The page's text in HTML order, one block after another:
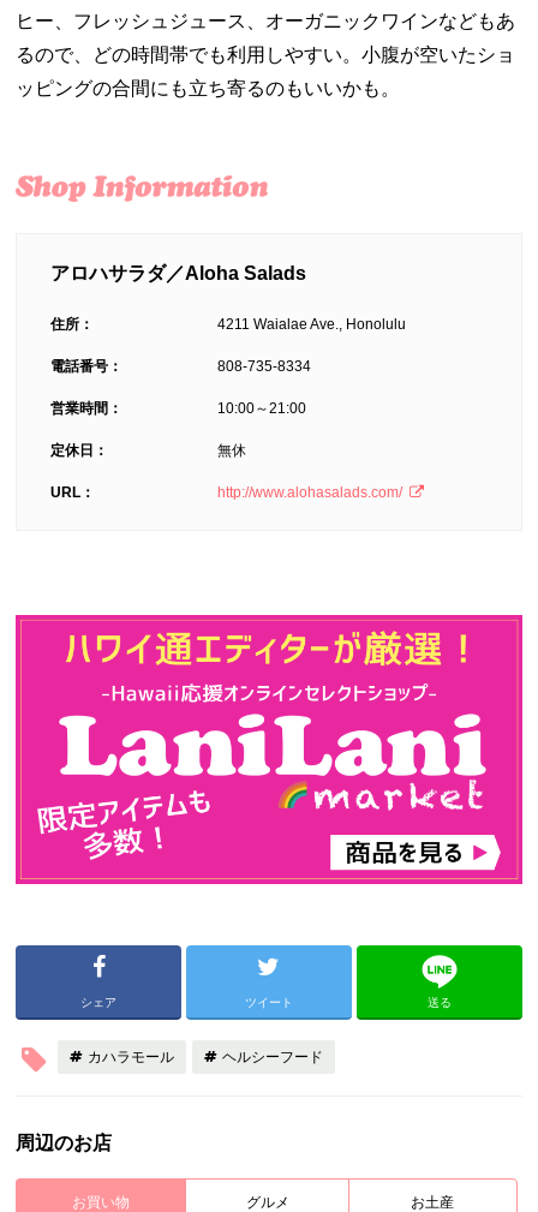
ヒー、フレッシュジュース、オーガニックワインなどもあ
るので、どの時間帯でも利用しやすい。小腹が空いたショ
ッピングの合間にも立ち寄るのもいいかも。
アロハサラダ／Aloha Salads
住所： 4211 Waialae Ave., Honolulu
電話番号： 808-735-8334
営業時間： 10:00～21:00
定休日： 無休
URL： http://www.alohasalads.com/
シェア ツイート 送る
カハラモール ヘルシーフード
周辺のお店
お買い物 グルメ お土産